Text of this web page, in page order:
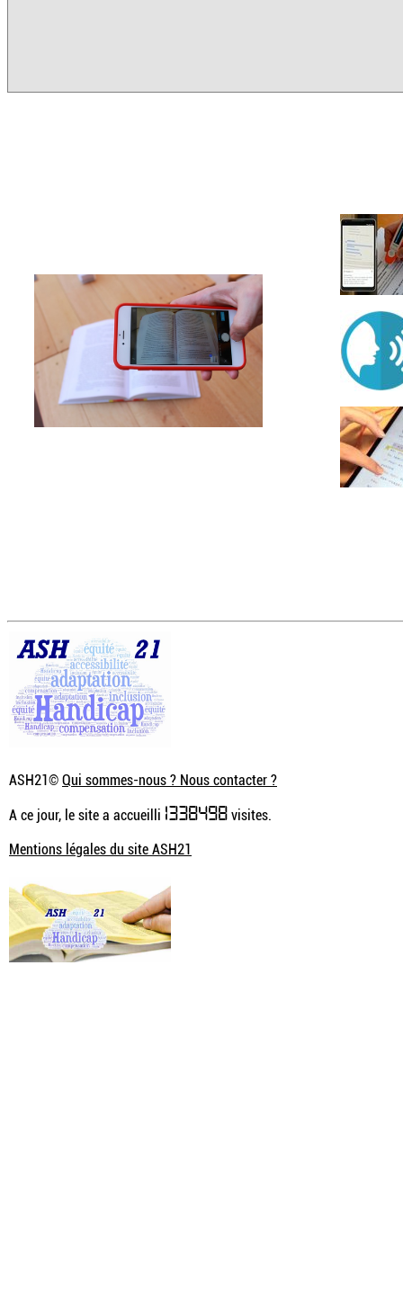
ASH21©Qui sommes-nous ? Nous contacter ?
A ce jour, le site a accueilli 1338498visites.
Mentions légales du site ASH21